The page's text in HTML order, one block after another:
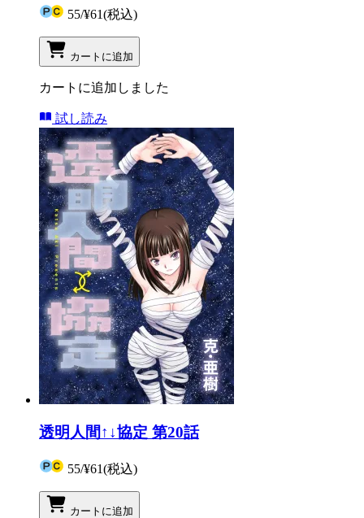
55/¥61(税込)
カートに追加
カートに追加しました
試し読み
透明人間↑↓協定 第20話
55/¥61(税込)
カートに追加